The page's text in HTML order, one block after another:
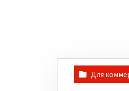
Для